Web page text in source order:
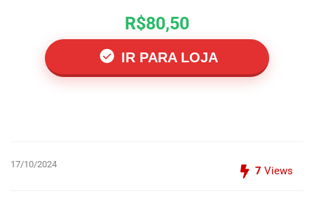
R$80,50
IR PARA LOJA
17/10/2024
7 Views